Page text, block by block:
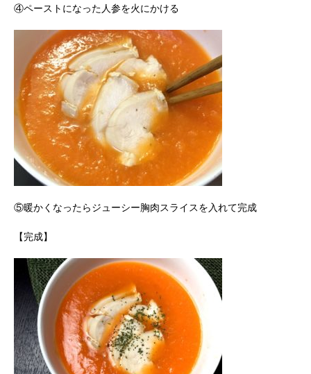
④ペーストになった人参を火にかける
⑤暖かくなったらジューシー胸肉スライスを入れて完成
【完成】